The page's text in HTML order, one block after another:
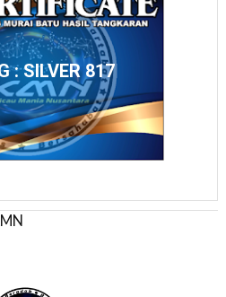
: SILVER 817